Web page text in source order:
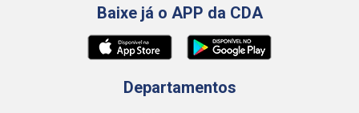
Baixe já o APP da CDA
Departamentos